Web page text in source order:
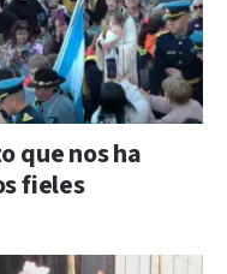
que nos ha
fieles